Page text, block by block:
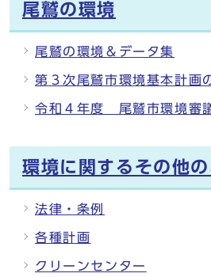
尾鷲の環境
尾鷲の環境＆データ集
第３次尾鷲市環境基本計画
令和４年度 尾鷲市環境審
環境に関するその他
法律・条例
各種計画
クリーンセンター